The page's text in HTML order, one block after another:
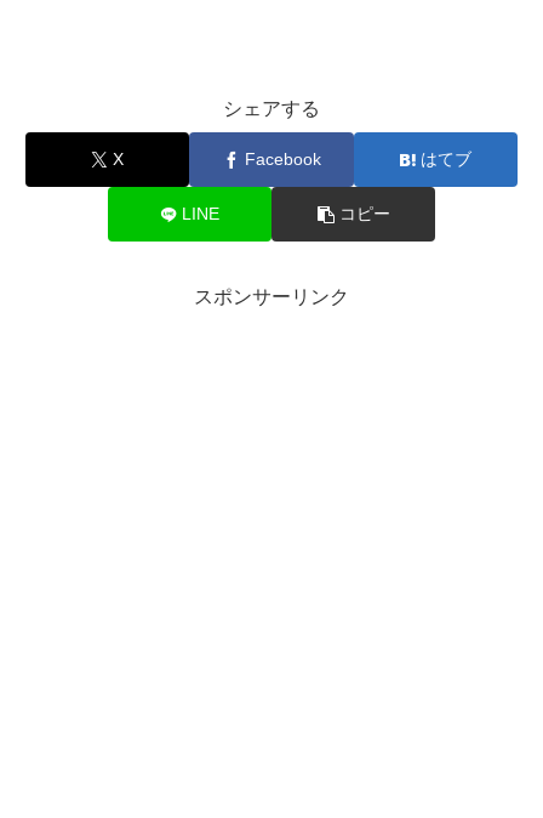
シェアする
X Facebook はてブ
LINE コピー
スポンサーリンク